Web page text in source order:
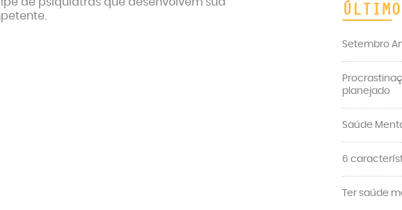
Setembro
planejado
Saúde
6
Ter saúde